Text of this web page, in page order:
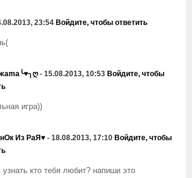
23:54 Войдите, чтобы ответить
- 15.08.2013, 10:53 Войдите, чтобы
игра))
Из РаЯ♥ - 18.08.2013, 17:10 Войдите, чтобы
кто тебя любит? напиши это